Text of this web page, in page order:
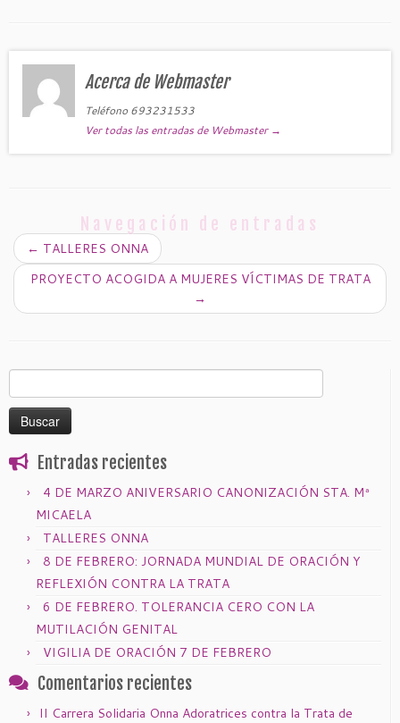
Acerca de Webmaster
Teléfono 693231533
Ver todas las entradas de Webmaster →
Navegación de entradas
← TALLERES ONNA
PROYECTO ACOGIDA A MUJERES VÍCTIMAS DE TRATA
→
Entradas recientes
4 DE MARZO ANIVERSARIO CANONIZACIÓN STA. Mª
MICAELA
TALLERES ONNA
8 DE FEBRERO: JORNADA MUNDIAL DE ORACIÓN Y
REFLEXIÓN CONTRA LA TRATA
6 DE FEBRERO. TOLERANCIA CERO CON LA
MUTILACIÓN GENITAL
VIGILIA DE ORACIÓN 7 DE FEBRERO
Comentarios recientes
II Carrera Solidaria Onna Adoratrices contra la Trata de